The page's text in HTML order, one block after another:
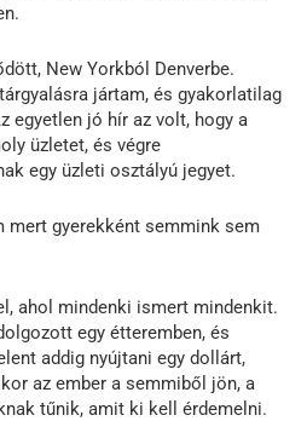
New Yorkból Denverbe.
jártam, és gyakorlatilag
egyetlen jó hír az volt, hogy a
üzletet, és végre
egy üzleti osztályú jegyet.
mert gyerekként semmink sem
ahol mindenki ismert mindenkit.
egy étteremben, és
addig nyújtani egy dollárt,
az ember a semmiből jön, a
tűnik, amit ki kell érdemelni.